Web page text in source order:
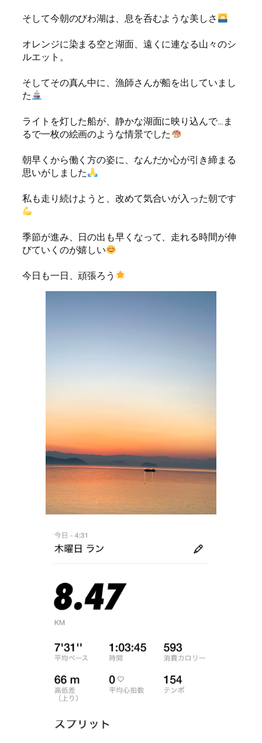
そして今朝のびわ湖は、息を呑むような美しさ
オレンジに染まる空と湖面、遠くに連なる山々のシ
ルエット。
そしてその真ん中に、漁師さんが船を出していまし
た
ライトを灯した船が、静かな湖面に映り込んで…ま
るで一枚の絵画のような情景でした
朝早くから働く方の姿に、なんだか心が引き締まる
思いがしました
私も走り続けようと、改めて気合いが入った朝です
季節が進み、日の出も早くなって、走れる時間が伸
びていくのが嬉しい
今日も一日、頑張ろう